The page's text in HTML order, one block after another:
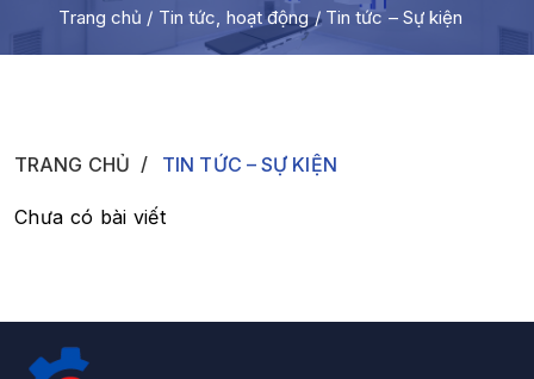
Trang chủ / Tin tức, hoạt động/ Tin tức – Sự kiện
TRANG CHỦ TIN TỨC – SỰ KIỆN
Chưa có bài viết